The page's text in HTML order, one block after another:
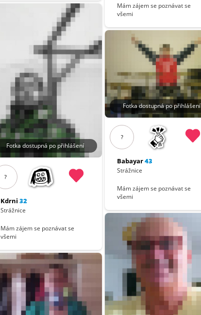
Fotka dostupná po přihlášení
?
Kdrni 32
Strážnice
Mám zájem se poznávat se
všemi
Mám zájem se poznávat se
všemi
Fotka dostupná po přihlášení
?
Babayar43
Strážnice
Mám zájem se poznávat se
všemi